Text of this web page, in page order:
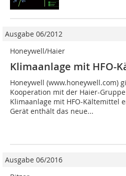
Ausgabe 06/2012
Honeywell/Haier
Klimaanlage mit HFO-
Honeywell (www.honeywell.com)
Kooperation mit der Haier-
Klimaanlage mit HFO-Kältemittel
Gerät enthält das neue...
Ausgabe 06/2016